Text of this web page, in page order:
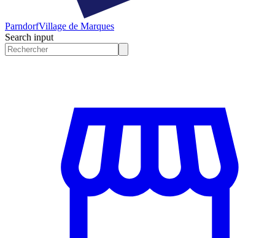
ParndorfVillage de Marques
Search input